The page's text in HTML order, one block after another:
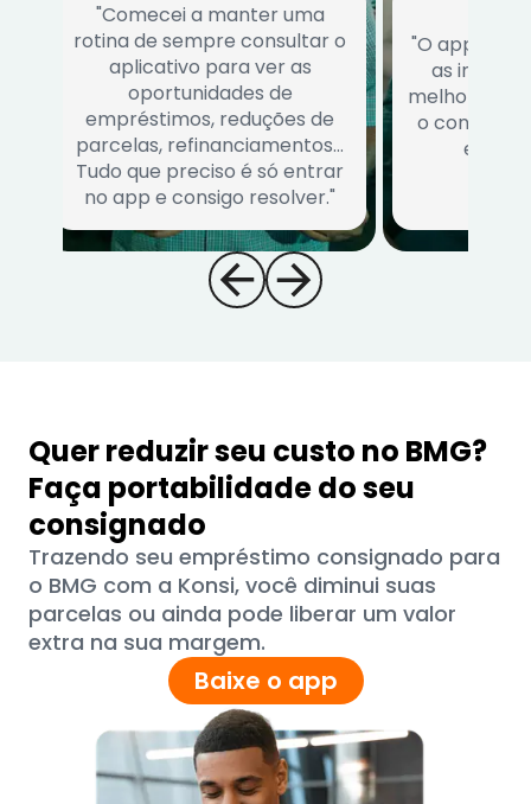
"Comecei a manter uma
rotina de sempre consultar o
aplicativo para ver as
oportunidades de
empréstimos, reduções de
parcelas, refinanciamentos…
Tudo que preciso é só entrar
no app e consigo resolver."
"O app
as
melhor traz
o
Quer reduzir seu custo no BMG?
Faça portabilidade do seu
consignado
Trazendo seu empréstimo consignado para
o BMG com a Konsi, você diminui suas
parcelas ou ainda pode liberar um valor
extra na sua margem.
Baixe o app